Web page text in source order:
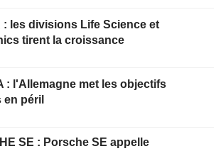
: les divisions Life Science et
tirent la croissance
: l'Allemagne met les objectifs
péril
SE : Porsche SE appelle